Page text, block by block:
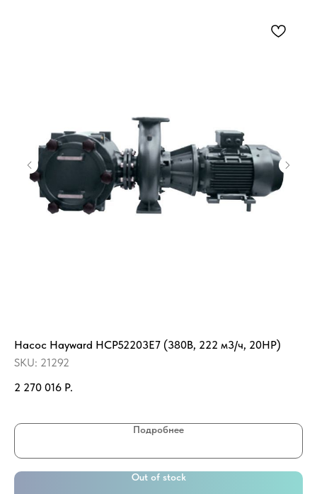
Насос Hayward HCP52203E7 (380В, 222 м3/ч, 20HP)
SKU: 21292
2 270 016 Р.
Подробнее
Out of stock